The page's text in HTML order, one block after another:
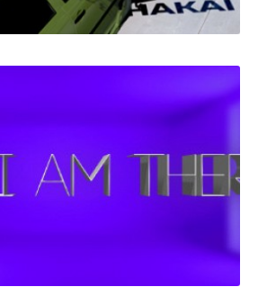
Jidousha Shakai